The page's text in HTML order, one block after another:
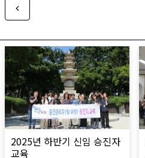
2025년 하반기 신임 승진자
교육